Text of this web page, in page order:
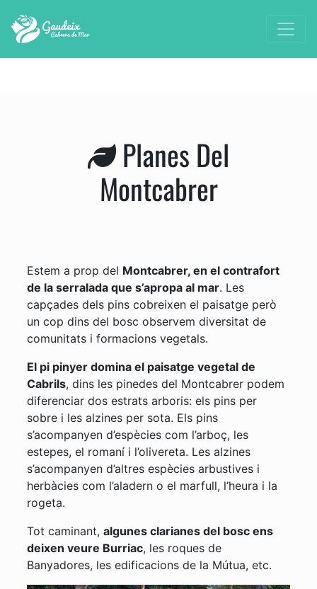
Planes Del
Montcabrer
Estem a prop del Montcabrer, en el contrafort
de la serralada que s’apropa al mar. Les
capçades dels pins cobreixen el paisatge però
un cop dins del bosc observem diversitat de
comunitats i formacions vegetals.
El pi pinyer domina el paisatge vegetal de
Cabrils, dins les pinedes del Montcabrer podem
diferenciar dos estrats arboris: els pins per
sobre i les alzines per sota. Els pins
s’acompanyen d’espècies com l’arboç, les
estepes, el romaní i l’olivereta. Les alzines
s’acompanyen d’altres espècies arbustives i
herbàcies com l’aladern o el marfull, l’heura i la
rogeta.
Tot caminant, algunes clarianes del bosc ens
deixen veure Burriac, les roques de
Banyadores, les edificacions de la Mútua, etc.